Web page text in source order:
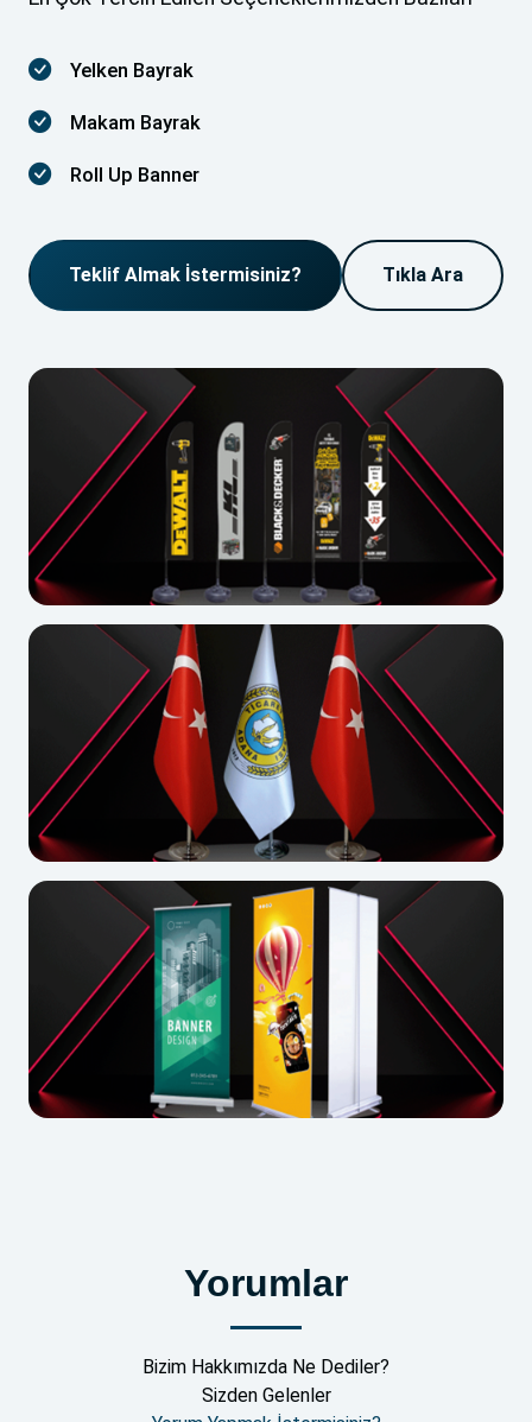
Yelken Bayrak
Makam Bayrak
Roll Up Banner
Teklif Almak İstermisiniz? Tıkla Ara
Yelken Bayrak
Makam Bayrak
Yorumlar
Bizim Hakkımızda Ne Dediler?
Sizden Gelenler